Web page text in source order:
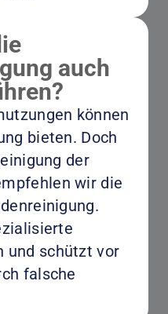
auch
können
bieten. Doch
der
wir die
und schützt vor
falsche